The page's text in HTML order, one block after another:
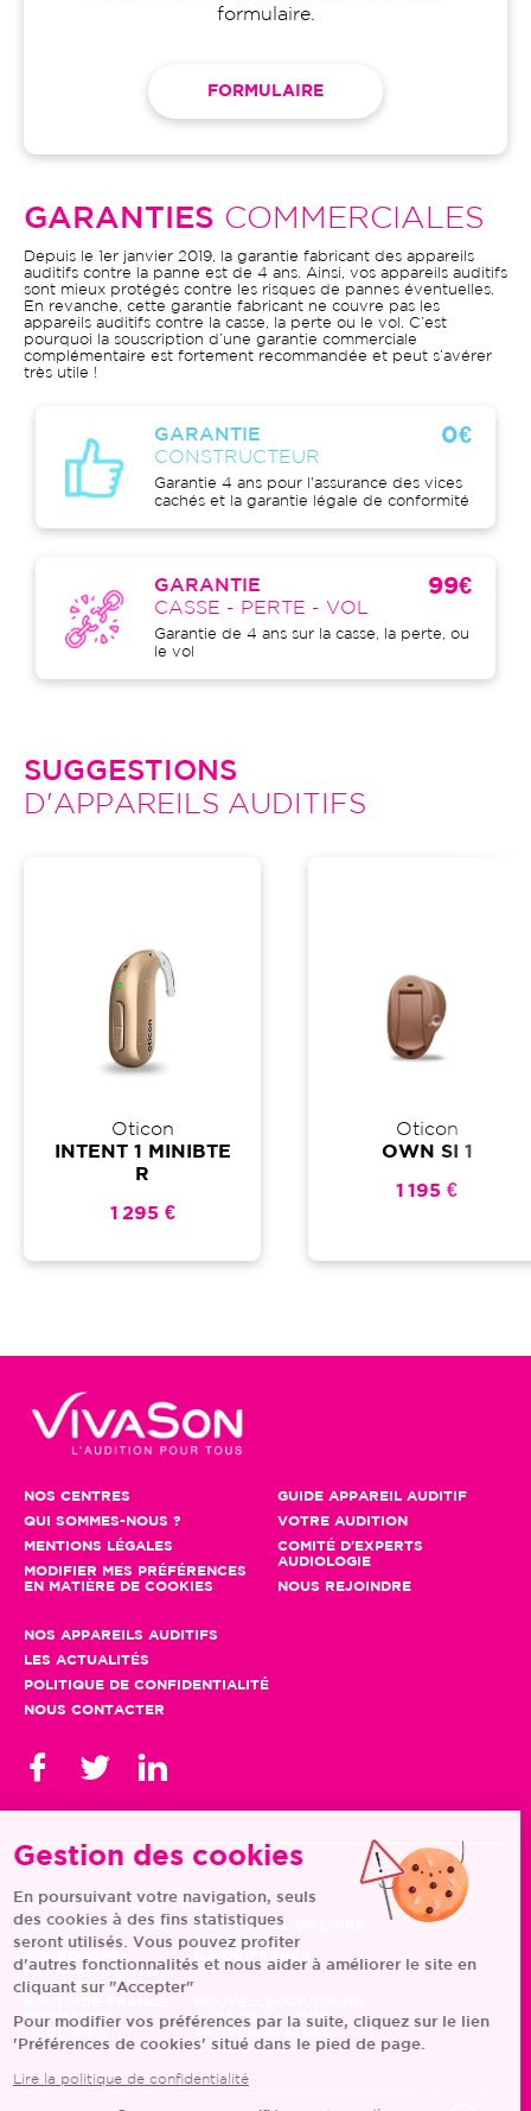
Gestion des cookies
En poursuivant votre navigation, seuls
des cookies à des fins statistiques
seront utilisés. Vous pouvez profiter
d'autres fonctionnalités et nous aider à améliorer le site en
cliquant sur "Accepter"
Pour modifier vos préférences par la suite, cliquez sur le lien
'Préférences de cookies' situé dans le pied de page.
Lire la politique de confidentialité
formulaire.
FORMULAIRE
GARANTIES COMMERCIALES
Depuis le 1er janvier 2019, la garantie fabricant des appareils
auditifs contre la panne est de 4 ans. Ainsi, vos appareils auditifs
sont mieux protégés contre les risques de pannes éventuelles.
En revanche, cette garantie fabricant ne couvre pas les
appareils auditifs contre la casse, la perte ou le vol. C’est
pourquoi la souscription d’une garantie commerciale
complémentaire est fortement recommandée et peut s’avérer
très utile !
GARANTIE
CONSTRUCTEUR
0€
Garantie 4 ans pour l'assurance des vices
cachés et la garantie légale de conformité
GARANTIE
CASSE - PERTE - VOL
99€
Garantie de 4 ans sur la casse, la perte, ou
le vol
SUGGESTIONS
D'APPAREILS AUDITIFS
Oticon
INTENT 1 MINIBTE
R
1 295 €
Oticon
OWN SI 1
1 195 €
NOS CENTRES
QUI SOMMES-NOUS ?
MENTIONS LÉGALES
MODIFIER MES PRÉFÉRENCES
EN MATIÈRE DE COOKIES
GUIDE APPAREIL AUDITIF
VOTRE AUDITION
COMITÉ D'EXPERTS
AUDIOLOGIE
NOUS REJOINDRE
NOS APPAREILS AUDITIFS
LES ACTUALITÉS
POLITIQUE DE CONFIDENTIALITÉ
NOUS CONTACTER
TOUS NOS CENTRES
AUVERGNE-RHÔNE-
ALPES
FRANCHE-COMTÉ
BRETAGNE
CENTRE-VAL DE LOIRE
GRAND EST
NORMANDIE
PAYS DE LA LOIRE
PROVENCE-ALPES-
CÔTE D'AZUR